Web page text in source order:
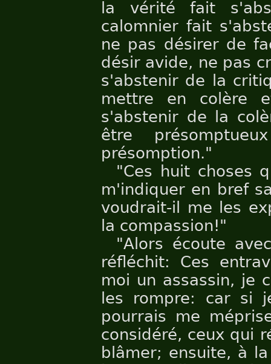
la vérité fait
calomnier fait
ne pas désirer de
désir avide, ne pas
s'abstenir de la
mettre en colère
s'abstenir de la
être
présomption."
"Ces huit choses
m'indiquer en bref
voudrait-il me les
la compassion!"
"Alors écoute
réfléchit: Ces
moi un assassin, je
les rompre: car si
pourrais me
considéré, ceux qui
blâmer; ensuite, à